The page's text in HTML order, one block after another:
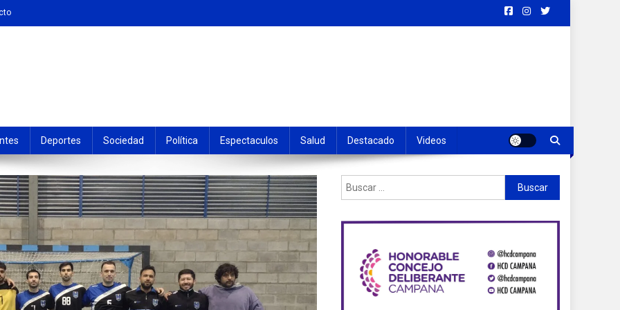
Deportes Sociedad Política Espectaculos Salud Destacado Videos
Buscar: